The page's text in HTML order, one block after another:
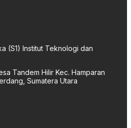
(S1) Institut Teknologi dan
Tandem Hilir Kec. Hamparan
Sumatera Utara